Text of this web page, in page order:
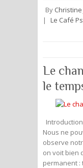
By
|
Le Café
Le
le
Nous ne
observe
on voit bien
permanent :